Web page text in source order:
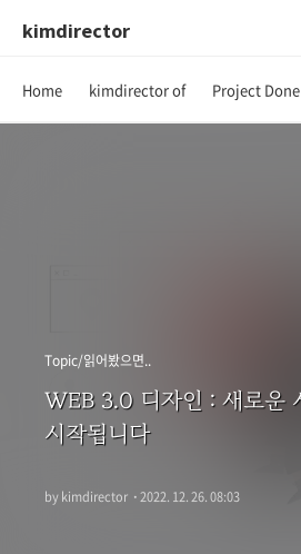
kimdirector
Home kimdirector of Project Done
Topic/읽어봤으면..
WEB 3.0 디자인 : 새로운
시작됩니다
by kimdirector ·2022. 12. 26. 08:03